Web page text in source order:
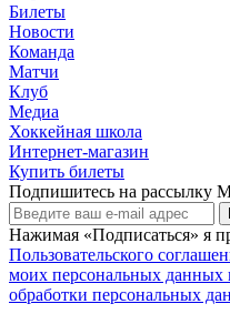
Билеты
Новости
Команда
Матчи
Клуб
Медиа
Хоккейная школа
Интернет-магазин
Купить билеты
Подпишитесь на рассылку
Нажимая «Подписаться» я
Пользовательского
моих персональных данных
обработки персональных